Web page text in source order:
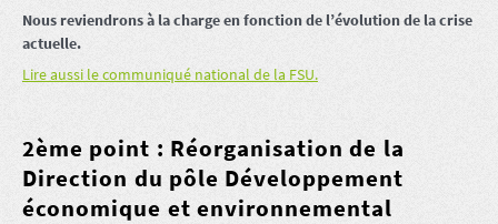
Nous reviendrons à la charge en fonction de l’évolution de la crise
actuelle.
Lire aussi le communiqué national de la FSU.
2ème point : Réorganisation de la
Direction du pôle Développement
économique et environnemental